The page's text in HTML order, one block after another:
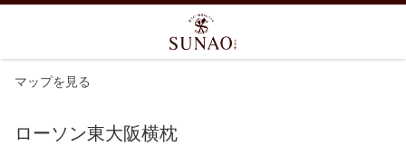
マップを見る
ローソン東大阪横枕